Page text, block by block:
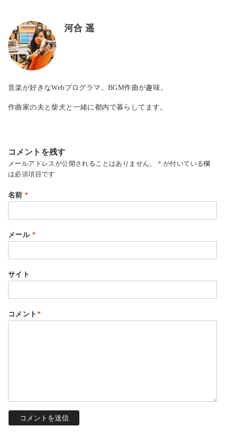
河合 遥
音楽が好きなWebプログラマ。BGM作曲が趣味。
作曲家の夫と柴犬と一緒に都内で暮らしてます。
コメントを残す
メールアドレスが公開されることはありません。 * が付いている欄
は必須項目です
名前*
メール *
サイト
コメント*